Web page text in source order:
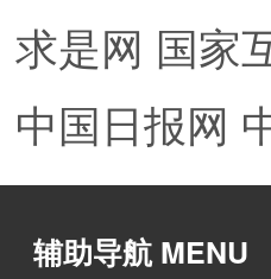
求是网 国家
中国日报网
辅助导航 MENU